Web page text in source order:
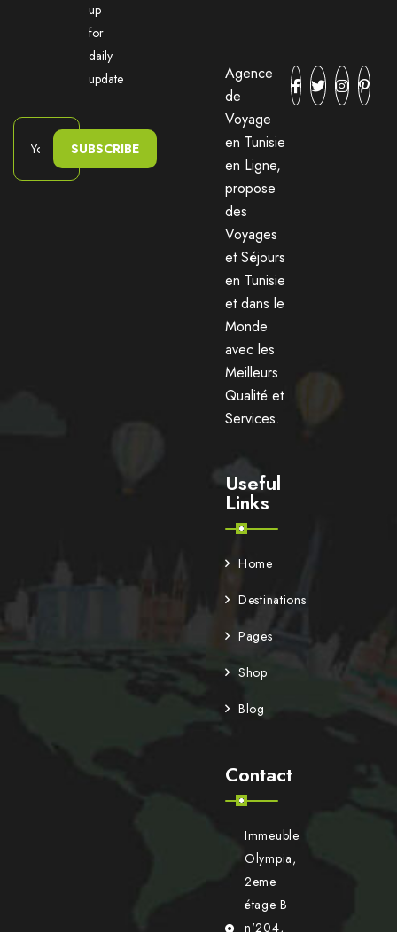
up
for
daily
update
SUBSCRIBE
Agence
de
Voyage
en Tunisie
en Ligne,
propose
des
Voyages
et Séjours
en Tunisie
et dans le
Monde
avec les
Meilleurs
Qualité et
Services.
Useful
Links
Home
Destinations
Pages
Shop
Blog
Contact
Immeuble
Olympia,
2eme
étage B
n'204,